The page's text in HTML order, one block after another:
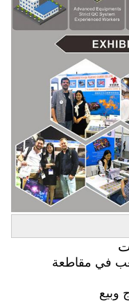
في مقاطعة
وبيع